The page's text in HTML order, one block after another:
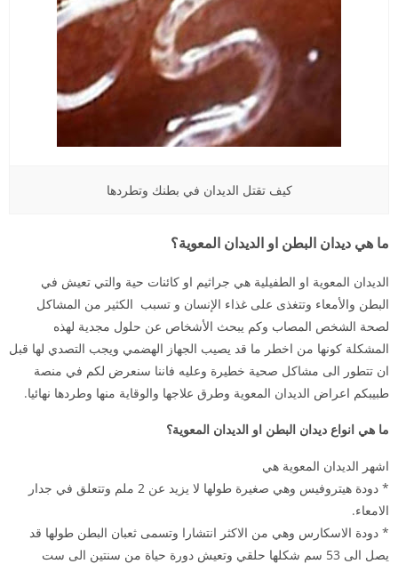
كيف تقتل الديدان في بطنك وتطردها
ما هي ديدان البطن او الديدان المعوية؟
الديدان المعوية او الطفيلية هي جراثيم او كائنات حية والتي تعيش في
البطن والأمعاء وتتغذى على غذاء الإنسان و تسبب الكثير من المشاكل
لصحة الشخص المصاب وكم يبحث الأشخاص عن حلول مجدية لهذه
المشكلة كونها من اخطر ما قد يصيب الجهاز الهضمي ويجب التصدي لها قبل
ان تتطور الى مشاكل صحية خطيرة وعليه فاننا سنعرض لكم في منصة
طبيبكم اعراض الديدان المعوية وطرق علاجها والوقاية منها وطردها نهائيا.
ما هي انواع ديدان البطن او الديدان المعوية؟
اشهر الديدان المعوية هي
* دودة هيتروفيس وهي صغيرة طولها لا يزيد عن 2 ملم وتتعلق في جدار
الامعاء.
* دودة الاسكارس وهي من الاكثر انتشارا وتسمى ثعبان البطن طولها قد
يصل الى 53 سم شكلها حلقي وتعيش دورة حياة من سنتين الى ست